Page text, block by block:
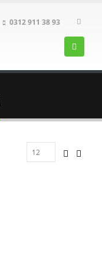
0312 911 38 93